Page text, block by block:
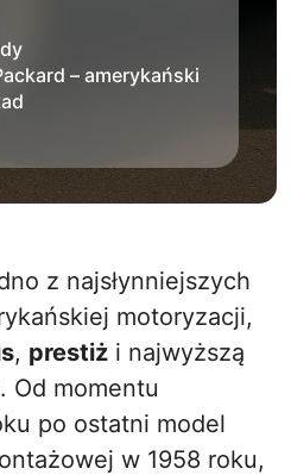
– amerykański
motoryzacji,
, prestiż i najwyższą
Od momentu
po ostatni model
w 1958 roku,